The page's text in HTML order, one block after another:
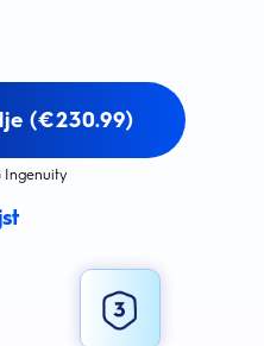
(€230.99)
Ingenuity